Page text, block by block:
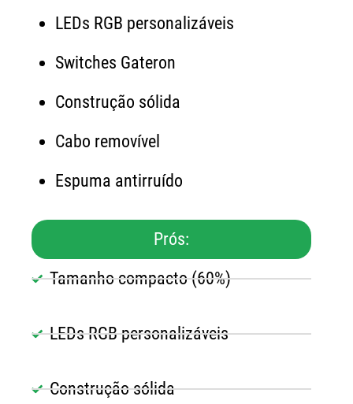
LEDs RGB personalizáveis
Switches Gateron
Construção sólida
Cabo removível
Espuma antirruído
Prós:
Tamanho compacto (60%)
LEDs RGB personalizáveis
Construção sólida